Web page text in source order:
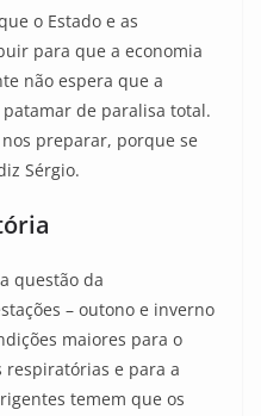
o Estado e as
para que a economia
não espera que a
de paralisa total.
preparar, porque se
Sérgio.
questão da
– outono e inverno
maiores para o
respiratórias e para a
temem que os